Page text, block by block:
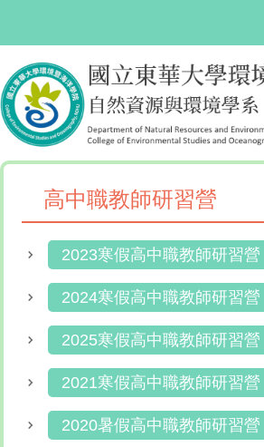
要
內
容
區
高中職教師研習營
2023寒假高中職教師研習營
2024寒假高中職教師研習營
2025寒假高中職教師研習營
2021寒假高中職教師研習營
2020暑假高中職教師研習營